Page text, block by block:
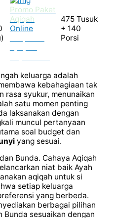
Promo Paket
Aqiqah
Online
475 Tusuk
+ 140
Porsi
keluarga adalah
kebahagiaan tak
rasa syukur, menunaikan
satu momen penting
laksanakan dengan
muncul pertanyaan
soal budget dan
yang sesuai.
Bunda. Cahaya Aqiqah
niat baik Ayah
aqiqah untuk si
setiap keluarga
yang berbeda.
berbagai pilihan
Bunda sesuaikan dengan